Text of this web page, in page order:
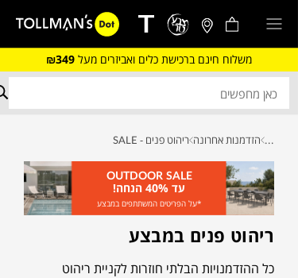
משלוח חינם ברכישת כלים ואביזרים מעל ₪349
... הזדמנות אחרונה ריהוט פנים - SALE
OUTDOOR SALE
עד 40% הנחה!
*על הפריטים המשתתפים במבצע
ריהוט פנים במבצע
כל ההזדמנויות הבלתי חוזרות לקניית ריהוט